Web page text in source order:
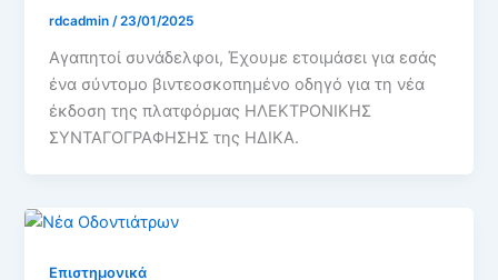
rdcadmin /23/01/2025
Αγαπητοί συνάδελφοι, Έχουμε ετοιμάσει για εσάς
ένα σύντομο βιντεοσκοπημένο οδηγό για τη νέα
έκδοση της πλατφόρμας ΗΛΕΚΤΡΟΝΙΚΗΣ
ΣΥΝΤΑΓΟΓΡΑΦΗΣΗΣ της ΗΔΙΚΑ.
Επιστημονικά